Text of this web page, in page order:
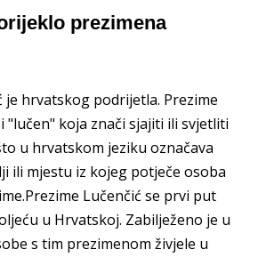
prezimena
je hrvatskog podrijetla. Prezime
"lučen" koja znači sjajiti ili svjetliti
u hrvatskom jeziku označava
ili mjestu iz kojeg potječe osoba
Lučenčić se prvi put
u Hrvatskoj. Zabilježeno je u
s tim prezimenom živjele u